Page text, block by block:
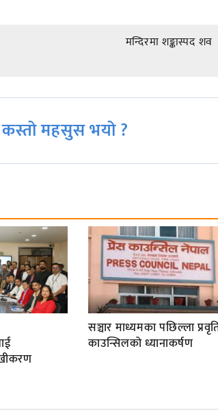
मन्दिरमा शङ्कास्पद शव
महसुस भयो ?
सञ्चार माध्यमका पछिल्ला
काउन्सिलको ध्यानाकर्षण